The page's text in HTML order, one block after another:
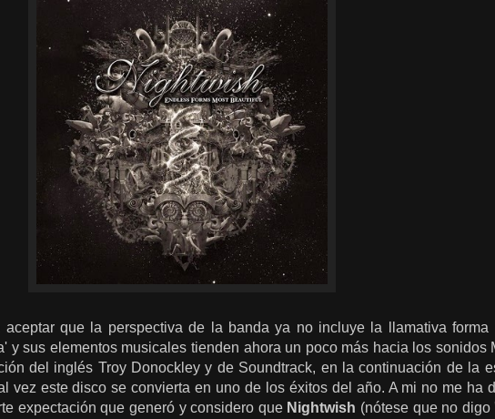
que la perspectiva de la banda ya no incluye la llamativa forma
y sus elementos musicales tienden ahora un poco más hacia los sonidos
del inglés Troy Donockley y de Soundtrack, en la continuación de la
vez este disco se convierta en uno de los éxitos del año. A mi no me ha
expectación que generó y considero que Nightwish (nótese que no digo